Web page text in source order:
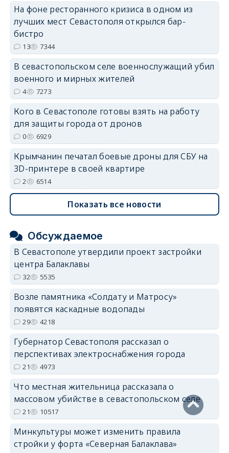
erid: 2SDnjdvhGXG
На фоне ресторанного кризиса в одном из
лучших мест Севастополя открылся бар-
бистро
13 7344
В севастопольском селе военнослужащий убил
военного и мирных жителей
4 7273
Кого в Севастополе готовы взять на работу
для защиты города от дронов
0 6929
Крымчанин печатал боевые дроны для СБУ на
3D-принтере в своей квартире
2 6514
Показать все новости
Обсуждаемое
В Севастополе утвердили проект застройки
центра Балаклавы
32 5535
Возле памятника «Солдату и Матросу»
появятся каскадные водопады
29 4218
Губернатор Севастополя рассказал о
перспективах электроснабжения города
21 4973
Что местная жительница рассказала о
массовом убийстве в севастопольском селе
21 10517
Минкультуры может изменить правила
стройки у форта «Северная Балаклава»